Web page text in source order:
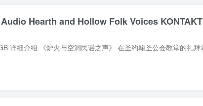
Hearth and Hollow Folk Voices KONTAKT